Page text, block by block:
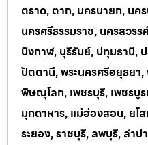
ตราด, ตาก, นครนายก, นค
นครศรีธรรมราช, นครสวร
บึงกาฬ, บุรีรัมย์, ปทุมธานี,
ปัตตานี, พระนครศรีอยุธยา,
พิษณุโลก, เพชรบุรี, เพชรบู
มุกดาหาร, แม่ฮ่องสอน, ยโส
ระยอง, ราชบุรี, ลพบุรี, ลำป